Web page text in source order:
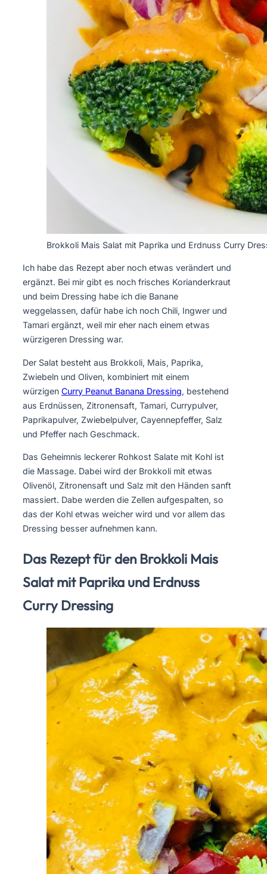
Brokkoli Mais Salat mit Paprika und Erdnuss Curry
Ich habe das Rezept aber noch etwas verändert und
ergänzt. Bei mir gibt es noch frisches Korianderkraut
und beim Dressing habe ich die Banane
weggelassen, dafür habe ich noch Chili, Ingwer und
Tamari ergänzt, weil mir eher nach einem etwas
würzigeren Dressing war.
Der Salat besteht aus Brokkoli, Mais, Paprika,
Zwiebeln und Oliven, kombiniert mit einem
würzigen Curry Peanut Banana Dressing, bestehend
aus Erdnüssen, Zitronensaft, Tamari, Currypulver,
Paprikapulver, Zwiebelpulver, Cayennepfeffer, Salz
und Pfeffer nach Geschmack.
Das Geheimnis leckerer Rohkost Salate mit Kohl ist
die Massage. Dabei wird der Brokkoli mit etwas
Olivenöl, Zitronensaft und Salz mit den Händen sanft
massiert. Dabe werden die Zellen aufgespalten, so
das der Kohl etwas weicher wird und vor allem das
Dressing besser aufnehmen kann.
Das Rezept für den Brokkoli Mais
Salat mit Paprika und Erdnuss
Curry Dressing